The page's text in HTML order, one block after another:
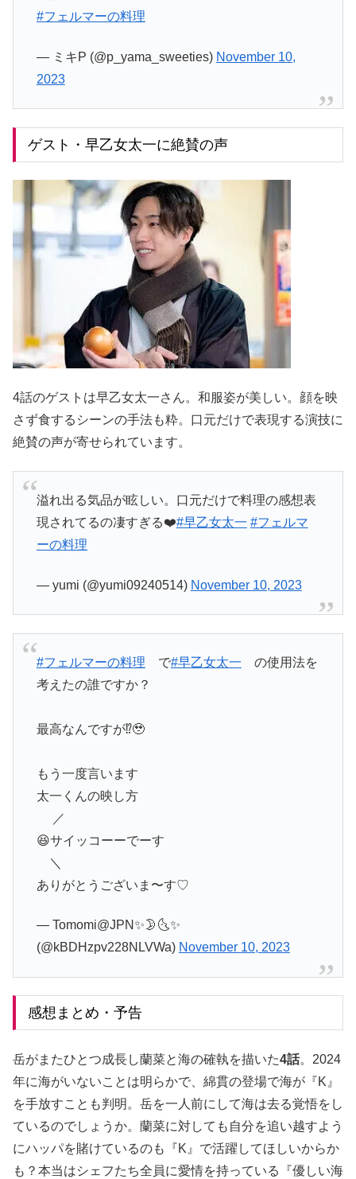
#フェルマーの料理
— ミキP (@p_yama_sweeties) November 10,
2023
ゲスト・早乙女太一に絶賛の声
4話のゲストは早乙女太一さん。和服姿が美しい。顔を映
さず食するシーンの手法も粋。口元だけで表現する演技に
絶賛の声が寄せられています。
溢れ出る気品が眩しい。口元だけで料理の感想表
現されてるの凄すぎる❤️#早乙女太一 #フェルマ
ーの料理
— yumi (@yumi09240514) November 10, 2023
#フェルマーの料理 で#早乙女太一 の使用法を
考えたの誰ですか？
最高なんですが⁉︎🥹
もう一度言います
太一くんの映し方
／
😆サイッコーーでーす
＼
ありがとうございま〜す♡
— Tomomi@JPN✨🌛🌜✨
(@kBDHzpv228NLVWa) November 10, 2023
感想まとめ・予告
岳がまたひとつ成長し蘭菜と海の確執を描いた4話。2024
年に海がいないことは明らかで、綿貫の登場で海が『K』
を手放すことも判明。岳を一人前にして海は去る覚悟をし
ているのでしょうか。蘭菜に対しても自分を追い越すよう
にハッパを賭けているのも『K』で活躍してほしいからか
も？本当はシェフたち全員に愛情を持っている『優しい海